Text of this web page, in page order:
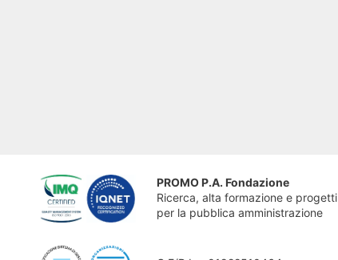
PROMO P.A. Fondazione
Ricerca, alta formazione e progetti
per la pubblica amministrazione